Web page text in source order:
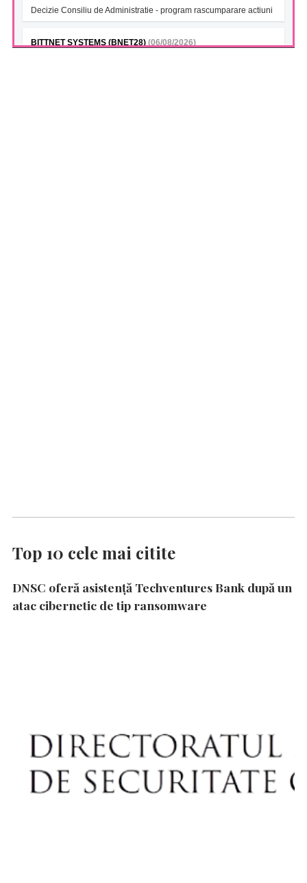
Decizie Consiliu de Administratie - program rascumparare actiuni
BITTNET SYSTEMS (BNET28) (06/08/2026)
Top 10 cele mai citite
DNSC oferă asistență Techventures Bank după un
atac cibernetic de tip ransomware